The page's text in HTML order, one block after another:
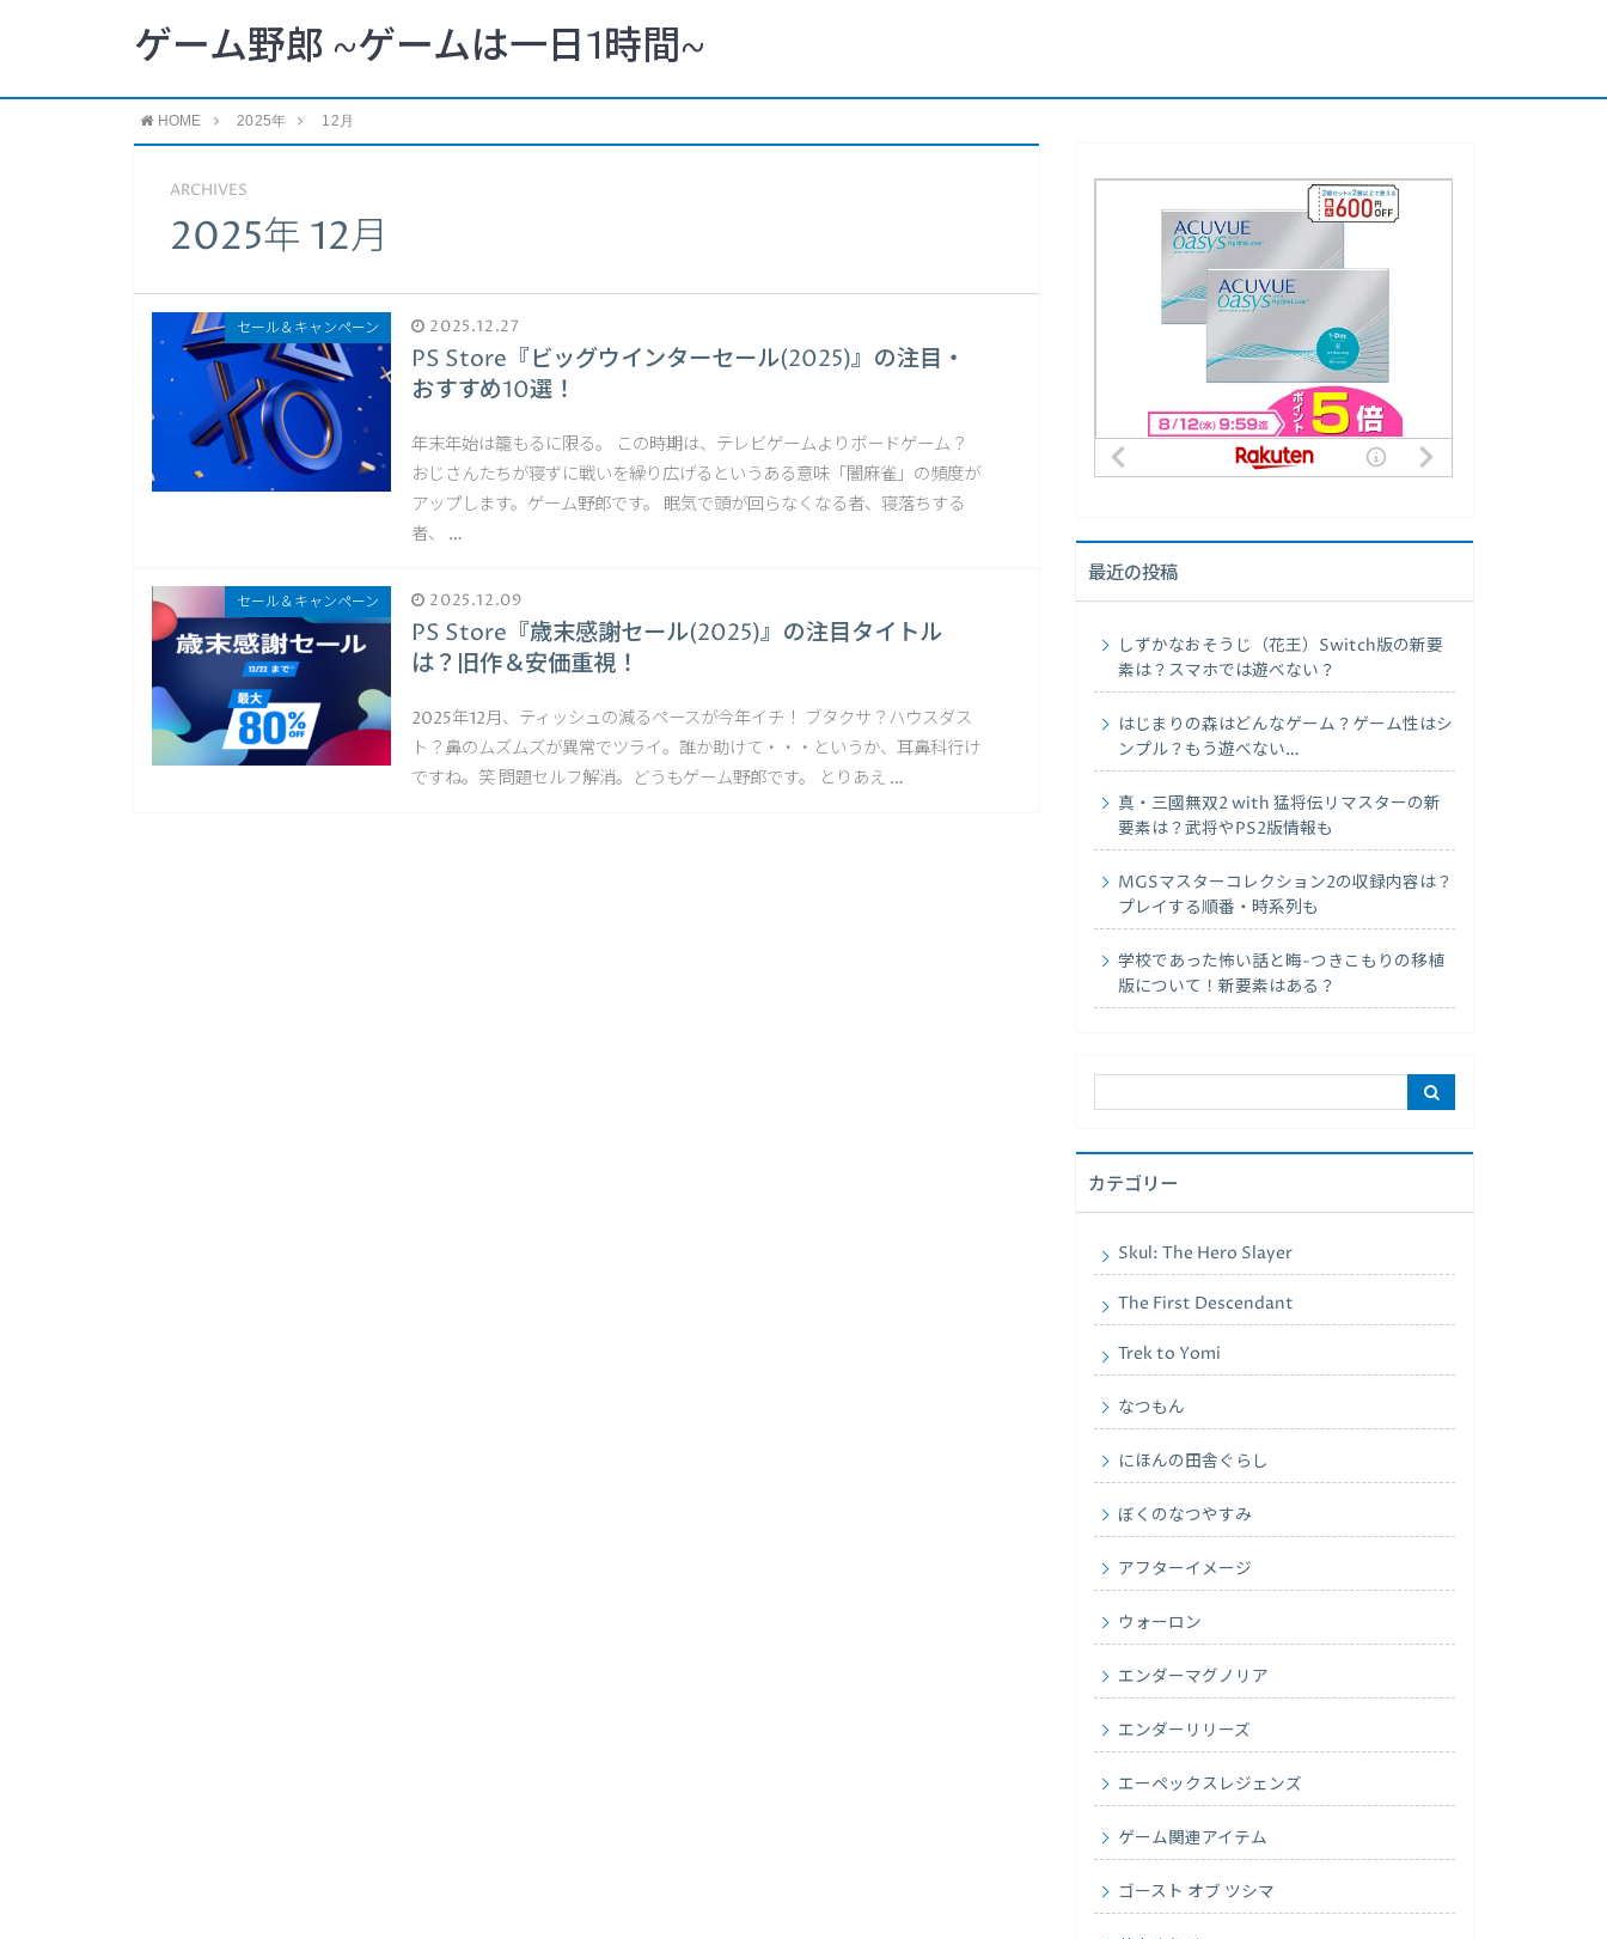
ゲーム野郎 ~ゲームは一日1時間~
HOME 2025年 12月
ARCHIVES
2025年 12月
セール＆キャンペーン 2025.12.27
PS Store『ビッグウインターセール(2025)』の注目・
おすすめ10選！
年末年始は籠もるに限る。 この時期は、テレビゲームよりボードゲーム？
おじさんたちが寝ずに戦いを繰り広げるというある意味「闇麻雀」の頻度が
アップします。ゲーム野郎です。 眠気で頭が回らなくなる者、寝落ちする
者、 …
セール＆キャンペーン 2025.12.09
PS Store『歳末感謝セール(2025)』の注目タイトル
は？旧作＆安価重視！
2025年12月、ティッシュの減るペースが今年イチ！ ブタクサ？ハウスダス
ト？鼻のムズムズが異常でツライ。誰か助けて・・・というか、耳鼻科行け
ですね。笑 問題セルフ解消。どうもゲーム野郎です。 とりあえ …
最近の投稿
しずかなおそうじ（花王）Switch版の新要
素は？スマホでは遊べない？
はじまりの森はどんなゲーム？ゲーム性はシ
ンプル？もう遊べない…
真・三國無双2 with 猛将伝リマスターの新
要素は？武将やPS2版情報も
MGSマスターコレクション2の収録内容は？
プレイする順番・時系列も
学校であった怖い話と晦-つきこもりの移植
版について！新要素はある？
カテゴリー
Skul: The Hero Slayer
The First Descendant
Trek to Yomi
なつもん
にほんの田舎ぐらし
ぼくのなつやすみ
アフターイメージ
ウォーロン
エンダーマグノリア
エンダーリリーズ
エーペックスレジェンズ
ゲーム関連アイテム
ゴースト オブ ツシマ